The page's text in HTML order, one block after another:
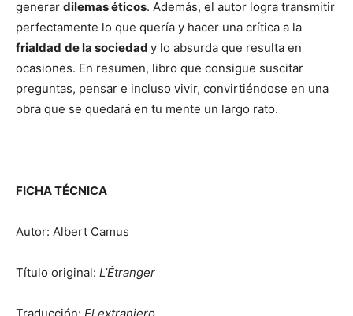
generar dilemas éticos. Además, el autor logra transmitir
perfectamente lo que quería y hacer una crítica a la
frialdad de la sociedad y lo absurda que resulta en
ocasiones. En resumen, libro que consigue suscitar
preguntas, pensar e incluso vivir, convirtiéndose en una
obra que se quedará en tu mente un largo rato.
FICHA TÉCNICA
Autor: Albert Camus
Título original: L’Étranger